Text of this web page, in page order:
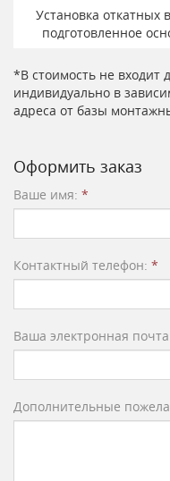
Установка откатных
подготовленное
*В стоимость не входит
индивидуально в
адреса от базы
Оформить заказ
Ваше имя: *
Контактный телефон: *
Ваша электронная
Дополнительные